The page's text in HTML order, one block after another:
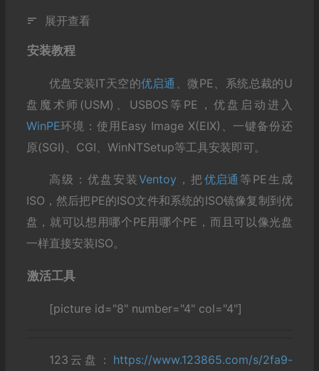
展开查看
安装教程
优盘安装IT天空的优启通
、微PE、系统总裁的U
盘魔术师(USM)、USBOS等PE，优盘启动进入
WinPE环境：使用Easy Image X(EIX)、一键备份还
原(SGI)、CGI、WinNTSetup等工具安装即可。
高级：优盘安装Ventoy ，把优启通 等PE生成
ISO，然后把PE的ISO文件和系统的ISO镜像复制到优
盘，就可以想用哪个PE用哪个PE，而且可以像光盘
一样直接安装ISO。
激活工具
[picture id="8" number="4" col="4"]
123云盘： https://www.123865.com/s/2fa9-